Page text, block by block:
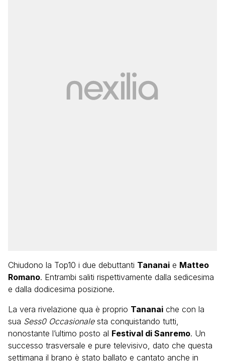
Chiudono la Top10 i due debuttanti Tananai e Matteo
Romano. Entrambi saliti rispettivamente dalla sedicesima
e dalla dodicesima posizione.
La vera rivelazione qua è proprio Tananai che con la
sua Sess0 Occasionalesta conquistando tutti,
nonostante l’ultimo posto al Festival di Sanremo. Un
successo trasversale e pure televisivo, dato che questa
settimana il brano è stato ballato e cantato anche in